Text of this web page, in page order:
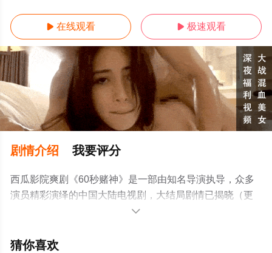
 在线观看  极速观看
剧情介绍 我要评分
西瓜影院爽剧《60秒赌神》是一部由知名导演执导，众多
演员精彩演绎的中国大陆电视剧，大结局剧情已揭晓（更
新全集），手机免费观看高清无删减完整版电视剧全集就
移步至豆瓣电视剧、电视猫或剧情网等平台了解。

猜你喜欢